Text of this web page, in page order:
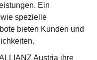
Ein
spezielle
bieten Kunden und
Austria ihre